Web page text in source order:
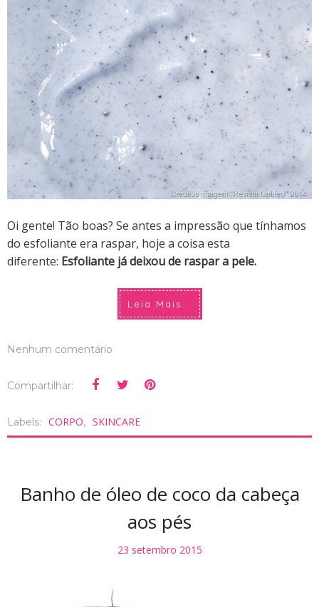
Oi gente! Tão boas? Se antes a impressão que tínhamos
do esfoliante era raspar, hoje a coisa esta
diferente: Esfoliante já deixou de raspar a pele.
Leia Mais...
Nenhum comentário
Compartilhar:
Labels: CORPO, SKINCARE
Banho de óleo de coco da cabeça
aos pés
23 setembro 2015